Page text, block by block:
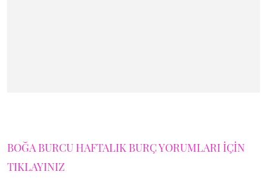
BOĞA BURCU HAFTALIK BURÇ YORUMLARI İÇİN
TIKLAYINIZ